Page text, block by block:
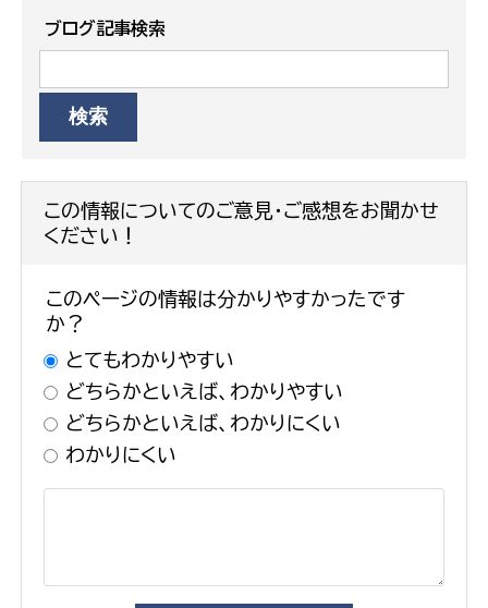
ブログ記事検索
この情報についてのご意見・ご感想をお聞かせ
ください！
このページの情報は分かりやすかったです
か？
とてもわかりやすい
どちらかといえば、わかりやすい
どちらかといえば、わかりにくい
わかりにくい